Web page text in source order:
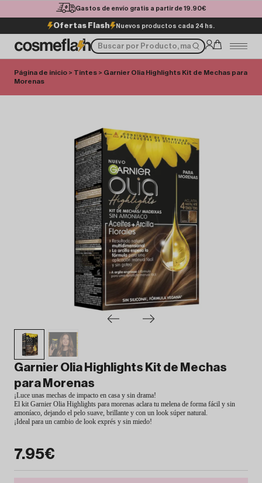
Gastos de envío gratis a partir de 19.90€
Ofertas Flash Nuevos productos cada 24 hs.
Página de inicio > Tintes > Garnier Olia Highlights Kit de Mechas para
Morenas
Garnier Olia Highlights Kit de Mechas
para Morenas
¡Luce unas mechas de impacto en casa y sin drama!
El kit Garnier Olia Highlights para morenas aclara tu melena de forma fácil y sin
amoníaco, dejando el pelo suave, brillante y con un look súper natural.
¡Ideal para un cambio de look exprés y sin miedo!
7.95€